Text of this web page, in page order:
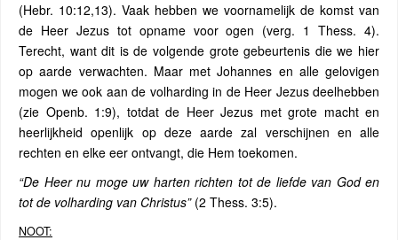
(Hebr. 10:12,13). Vaak hebben we voornamelijk de komst van
de Heer Jezus tot opname voor ogen (verg. 1 Thess. 4).
Terecht, want dit is de volgende grote gebeurtenis die we hier
op aarde verwachten. Maar met Johannes en alle gelovigen
mogen we ook aan de volharding in de Heer Jezus deelhebben
(zie Openb. 1:9), totdat de Heer Jezus met grote macht en
heerlijkheid openlijk op deze aarde zal verschijnen en alle
rechten en elke eer ontvangt, die Hem toekomen.
“De Heer nu moge uw harten richten tot de liefde van God en
tot de volharding van Christus”(2 Thess. 3:5).
NOOT: